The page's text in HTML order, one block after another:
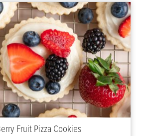
Fruit Pizza Cookies